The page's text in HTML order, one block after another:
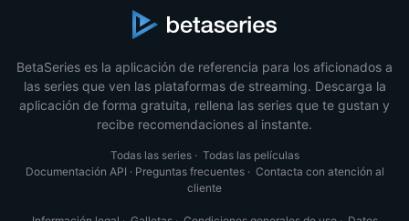
BetaSeries es la aplicación de referencia para los aficionados a
las series que ven las plataformas de streaming. Descarga la
aplicación de forma gratuita, rellena las series que te gustan y
recibe recomendaciones al instante.
Todas las series· Todas las películas
Documentación API · Preguntas frecuentes· Contacta con atención al
cliente